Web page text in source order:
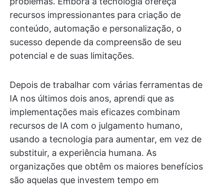
recursos impressionantes para criação de
conteúdo, automação e personalização, o
sucesso depende da compreensão de seu
potencial e de suas limitações.
Depois de trabalhar com várias ferramentas de
IA nos últimos dois anos, aprendi que as
implementações mais eficazes combinam
recursos de IA com o julgamento humano,
usando a tecnologia para aumentar, em vez de
substituir, a experiência humana. As
organizações que obtêm os maiores benefícios
são aquelas que investem tempo em